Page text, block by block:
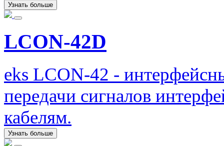
Узнать больше
LCON-42D
eks LCON-42 -
передачи сигналов
кабелям.
Узнать больше